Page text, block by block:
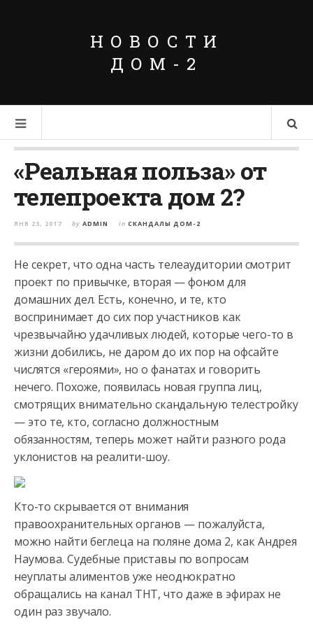
НОВОСТИ
ДОМ-2
«Реальная польза» от
телепроекта дом 2?
ЯНВ 23, 2017 by ADMIN in СКАНДАЛЫ ДОМ-2
Не секрет, что одна часть телеаудитории смотрит
проект по привычке, вторая — фоном для
домашних дел. Есть, конечно, и те, кто
воспринимает до сих пор участников как
чрезвычайно удачливых людей, которые чего-то в
жизни добились, не даром до их пор на офсайте
числятся «героями», но о фанатах и говорить
нечего. Похоже, появилась новая группа лиц,
смотрящих внимательно скандальную телестройку
— это те, кто, согласно должностным
обязанностям, теперь может найти разного рода
уклонистов на реалити-шоу.
Кто-то скрывается от внимания
правоохранительных органов — пожалуйста,
можно найти беглеца на поляне дома 2, как Андрея
Наумова. Судебные приставы по вопросам
неуплаты алиментов уже неоднократно
обращались на канал ТНТ, что даже в эфирах не
один раз звучало.